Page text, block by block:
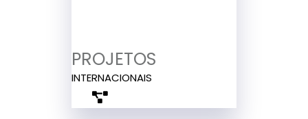
PROJETOS
INTERNACIONAIS